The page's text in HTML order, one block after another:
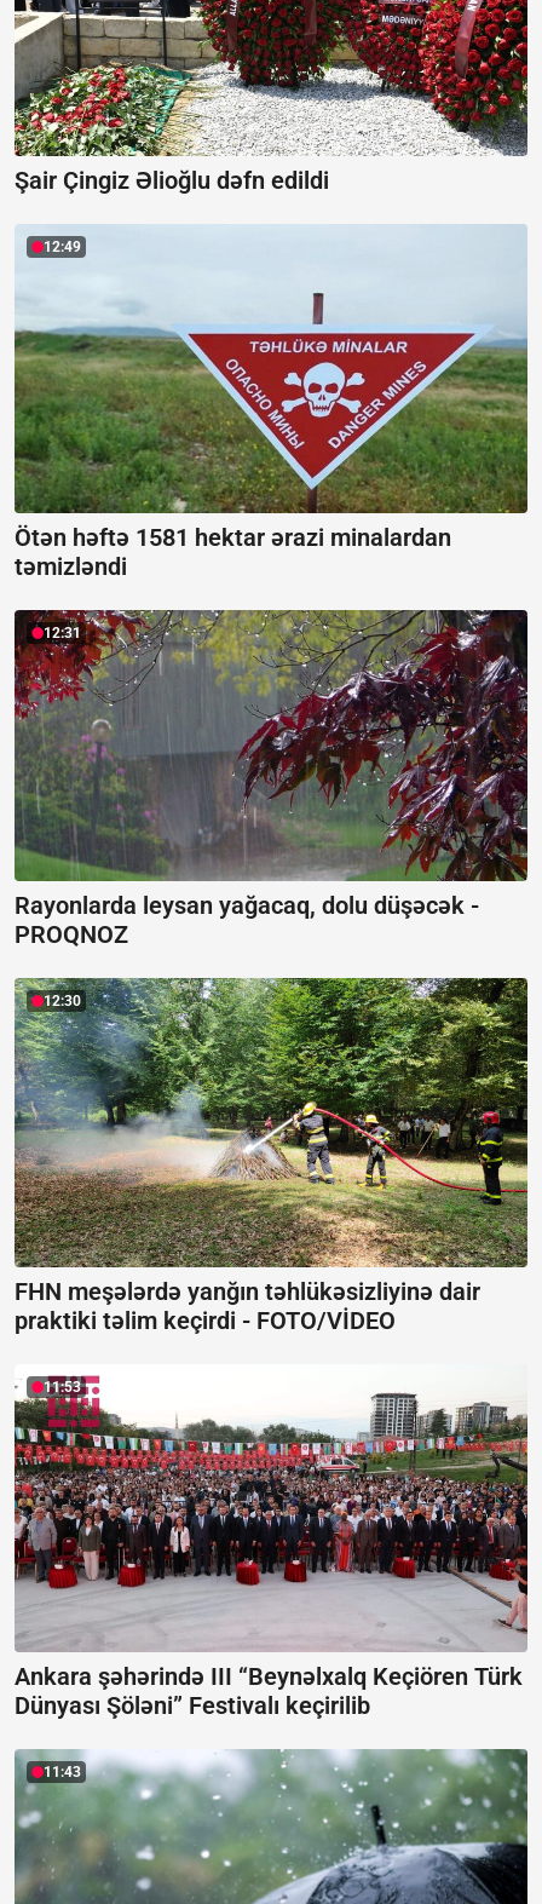
Şair Çingiz Əlioğlu dəfn edildi
12:49
Ötən həftə 1581 hektar ərazi minalardan
təmizləndi
12:31
Rayonlarda leysan yağacaq, dolu düşəcək -
PROQNOZ
12:30
FHN meşələrdə yanğın təhlükəsizliyinə dair
praktiki təlim keçirdi - FOTO/VİDEO
11:53
Ankara şəhərində III “Beynəlxalq Keçiören Türk
Dünyası Şöləni” Festivalı keçirilib
11:43